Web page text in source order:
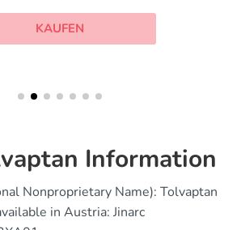
KAUFEN
Information
Nonproprietary Name): Tolvaptan
in Austria: Jinarc